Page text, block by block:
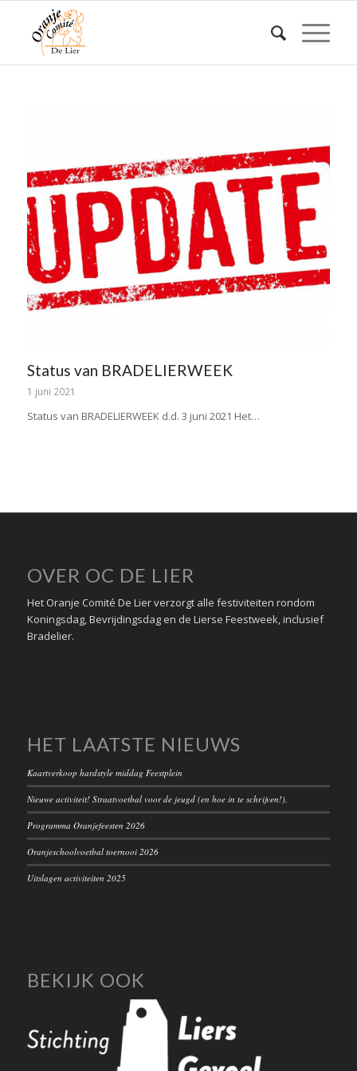
Status van BRADELIERWEEK
1 juni 2021
Status van BRADELIERWEEK d.d. 3 juni 2021 Het…
OVER OC DE LIER
Het Oranje Comité De Lier verzorgt alle festiviteiten rondom
Koningsdag, Bevrijdingsdag en de Lierse Feestweek, inclusief
Bradelier.
HET LAATSTE NIEUWS
Kaartverkoop hardstyle middag Feestplein
Nieuwe activiteit! Straatvoetbal voor de jeugd (en hoe in te schrijven!).
Programma Oranjefeesten 2026
Oranjeschoolvoetbal toernooi 2026
Uitslagen activiteiten 2025
BEKIJK OOK